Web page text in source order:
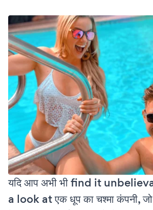
यदि आप अभी भी find it
a look at एक धूप का चश्मा कंपनी,